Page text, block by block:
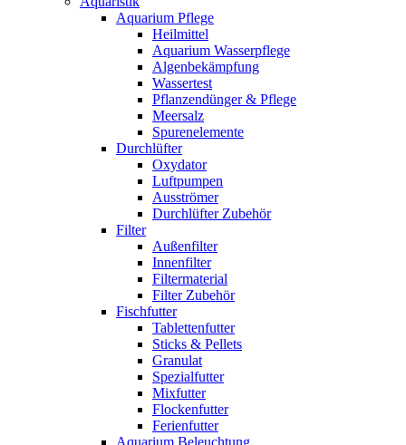
Aquarium Pflege
Heilmittel
Aquarium Wasserpflege
Algenbekämpfung
Wassertest
Pflanzendünger & Pflege
Meersalz
Spurenelemente
Durchlüfter
Oxydator
Luftpumpen
Ausströmer
Durchlüfter Zubehör
Filter
Außenfilter
Innenfilter
Filtermaterial
Filter Zubehör
Fischfutter
Tablettenfutter
Sticks & Pellets
Granulat
Spezialfutter
Mixfutter
Flockenfutter
Ferienfutter
Aquarium Beleuchtung